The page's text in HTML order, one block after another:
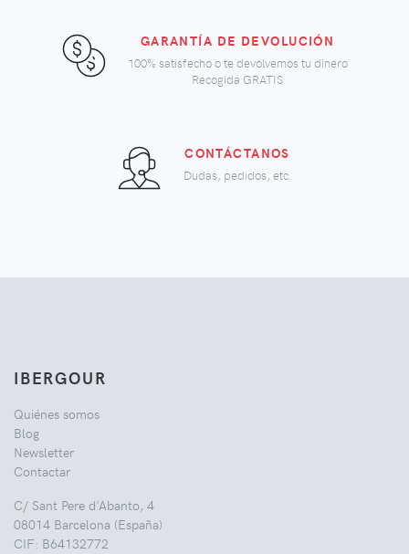
GARANTÍA DE DEVOLUCIÓN
100% satisfecho o te devolvemos tu dinero
Recogida GRATIS
CONTÁCTANOS
Dudas, pedidos, etc.
IBERGOUR
Quiénes somos
Blog
Newsletter
Contactar
C/ Sant Pere d'Abanto, 4
08014 Barcelona (España)
CIF: B64132772